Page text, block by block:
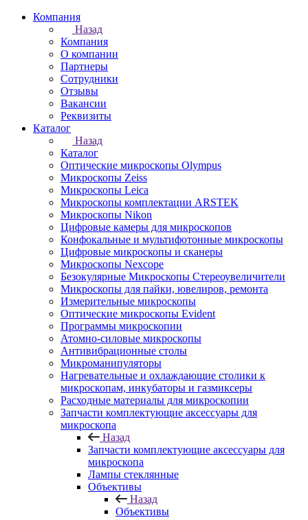
Компания
Назад
Компания
О компании
Партнеры
Сотрудники
Отзывы
Вакансии
Реквизиты
Каталог
Назад
Каталог
Оптические микроскопы Olympus
Микроскопы Zeiss
Микроскопы Leica
Микроскопы комплектации ARSTEK
Микроскопы Nikon
Цифровые камеры для микроскопов
Конфокальные и мультифотонные микроскопы
Цифровые микроскопы и сканеры
Микроскопы Nexcope
Безокулярные Микроскопы Стереоувеличители
Микроскопы для пайки, ювелиров, ремонта
Измерительные микроскопы
Оптические микроскопы Evident
Программы микроскопии
Атомно-силовые микроскопы
Антивибрационные столы
Микроманипуляторы
Нагревательные и охлаждающие столики к
микроскопам, инкубаторы и газмиксеры
Расходные материалы для микроскопии
Запчасти комплектующие аксессуары для
микроскопа
Назад
Запчасти комплектующие аксессуары для
микроскопа
Лампы стеклянные
Объективы
Назад
Объективы